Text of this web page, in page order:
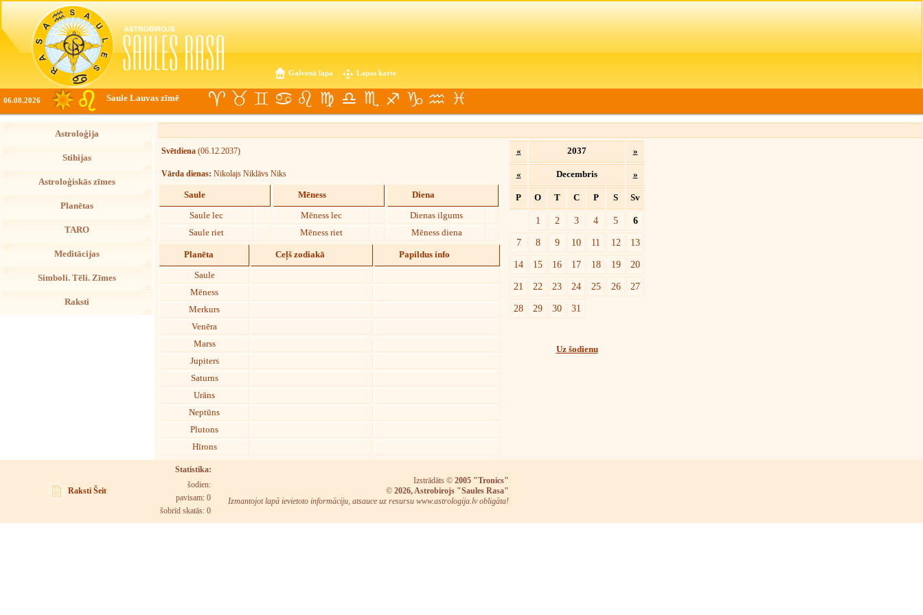
Galvenā lapa Lapas karte
06.08.2026 Saule Lauvas zīmē
Astroloģija
Stihijas
Astroloģiskās zīmes
Planētas
TARO
Meditācijas
Simboli. Tēli. Zīmes
Raksti
Svētdiena (06.12.2037)
Vārda dienas: Nikolajs Niklāvs Niks
Saule
Saule lec
Saule riet
Mēness
Mēness lec
Mēness riet
Diena
Dienas ilgums
Mēness diena
Planēta Ceļš zodiakā Papildus info
Saule
Mēness
Merkurs
Venēra
Marss
Jupiters
Saturns
Urāns
Neptūns
Plutons
Hīrons
« 2037 »
« Decembris »
P O T C P S Sv
1 2 3 4 5
6
7
8 9 10 11 12
13
14
15 16 17 18 19
20
21
22 23 24 25 26
27
28
29 30 31
Uz šodienu
Raksti Šeit
Statistika:
šodien:
pavisam: 0
šobrīd skatās: 0
Izstrādāts © 2005 "Tronics"
© 2026, Astrobirojs "Saules Rasa"
Izmantojot lapā ievietoto informāciju, atsauce uz resursu www.astrologija.lv obligāta!